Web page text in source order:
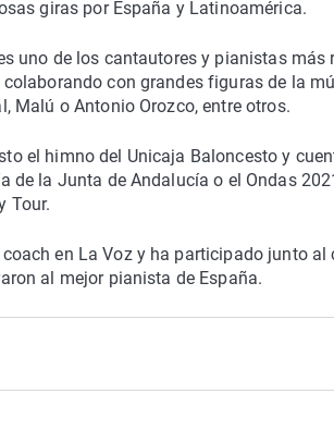
giras por España y Latinoamérica.
uno de los cantautores y pianistas
con grandes figuras de la
Malú o Antonio Orozco, entre otros.
el himno del Unicaja Baloncesto y
de la Junta de Andalucía o el Ondas
Tour.
coach en La Voz y ha participado junto
al mejor pianista de España.